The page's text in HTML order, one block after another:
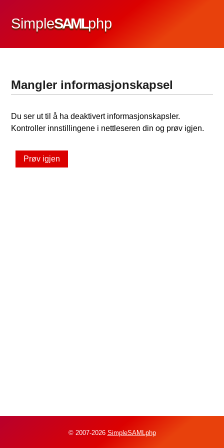
SimpleSAMLphp
Mangler informasjonskapsel
Du ser ut til å ha deaktivert informasjonskapsler.
Kontroller innstillingene i nettleseren din og prøv igjen.
Prøv igjen
© 2007-2026 SimpleSAMLphp